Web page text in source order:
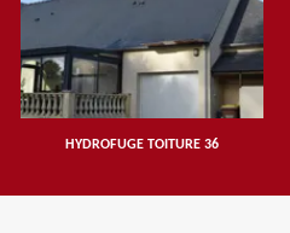
HYDROFUGE TOITURE 36